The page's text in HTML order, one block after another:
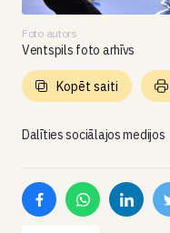
Foto autors
Ventspils foto arhīvs
Dalīties sociālajos medijos
Kopēt saiti